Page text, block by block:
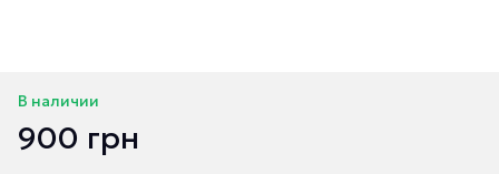
В наличии
900 грн